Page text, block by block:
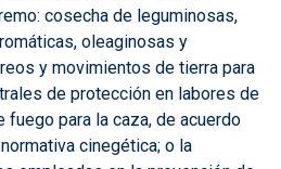
cosecha de leguminosas,
oleaginosas y
y movimientos de tierra para
de protección en labores de
fuego para la caza, de acuerdo
cinegética; o la